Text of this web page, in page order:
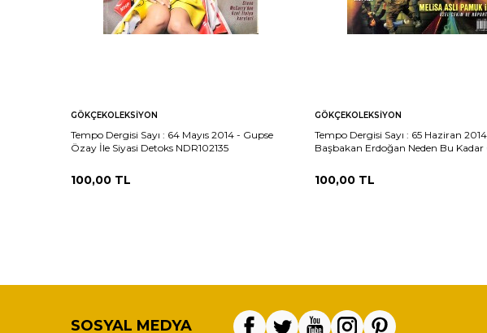
GÖKÇEKOLEKSIYON
Tempo Dergisi Sayı : 64 Mayıs 2014 - Gupse
Özay İle Siyasi Detoks NDR102135
100,00 TL
GÖKÇEKOLEKSIYON
Tempo Dergisi Sayı : 65 Haziran
Başbakan Erdoğan Neden Bu Kadar
100,00 TL
SOSYAL MEDYA